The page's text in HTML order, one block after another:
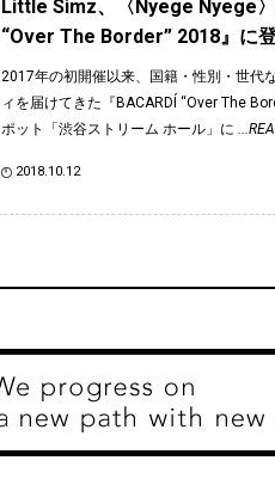
Little Simz、〈Nyege Nyege
“Over The Border” 2018』に
2017年の初開催以来、国籍・性別・世代
ィを届けてきた『BACARDÍ “Over The
ポット「渋谷ストリーム ホール」に
2018.10.12